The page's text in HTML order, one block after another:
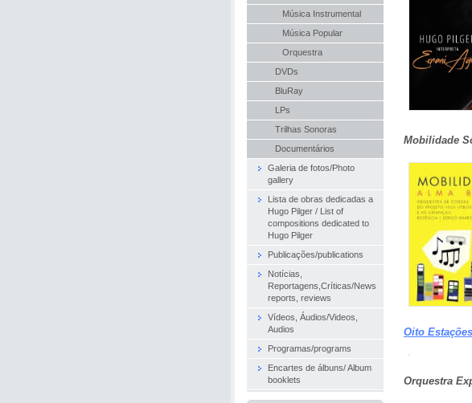
Mobilidade
Oito
Orquestra
Música Instrumental
Música Popular
Orquestra
DVDs
BluRay
LPs
Trilhas Sonoras
Documentários
Galeria de fotos/Photo
gallery
Lista de obras dedicadas a
Hugo Pilger / List of
compositions dedicated to
Hugo Pilger
Publicações/publications
Notícias,
Reportagens,Críticas/News,
reports, reviews
Vídeos, Áudios/Videos,
Audios
Programas/programs
Encartes de álbuns/ Album
booklets